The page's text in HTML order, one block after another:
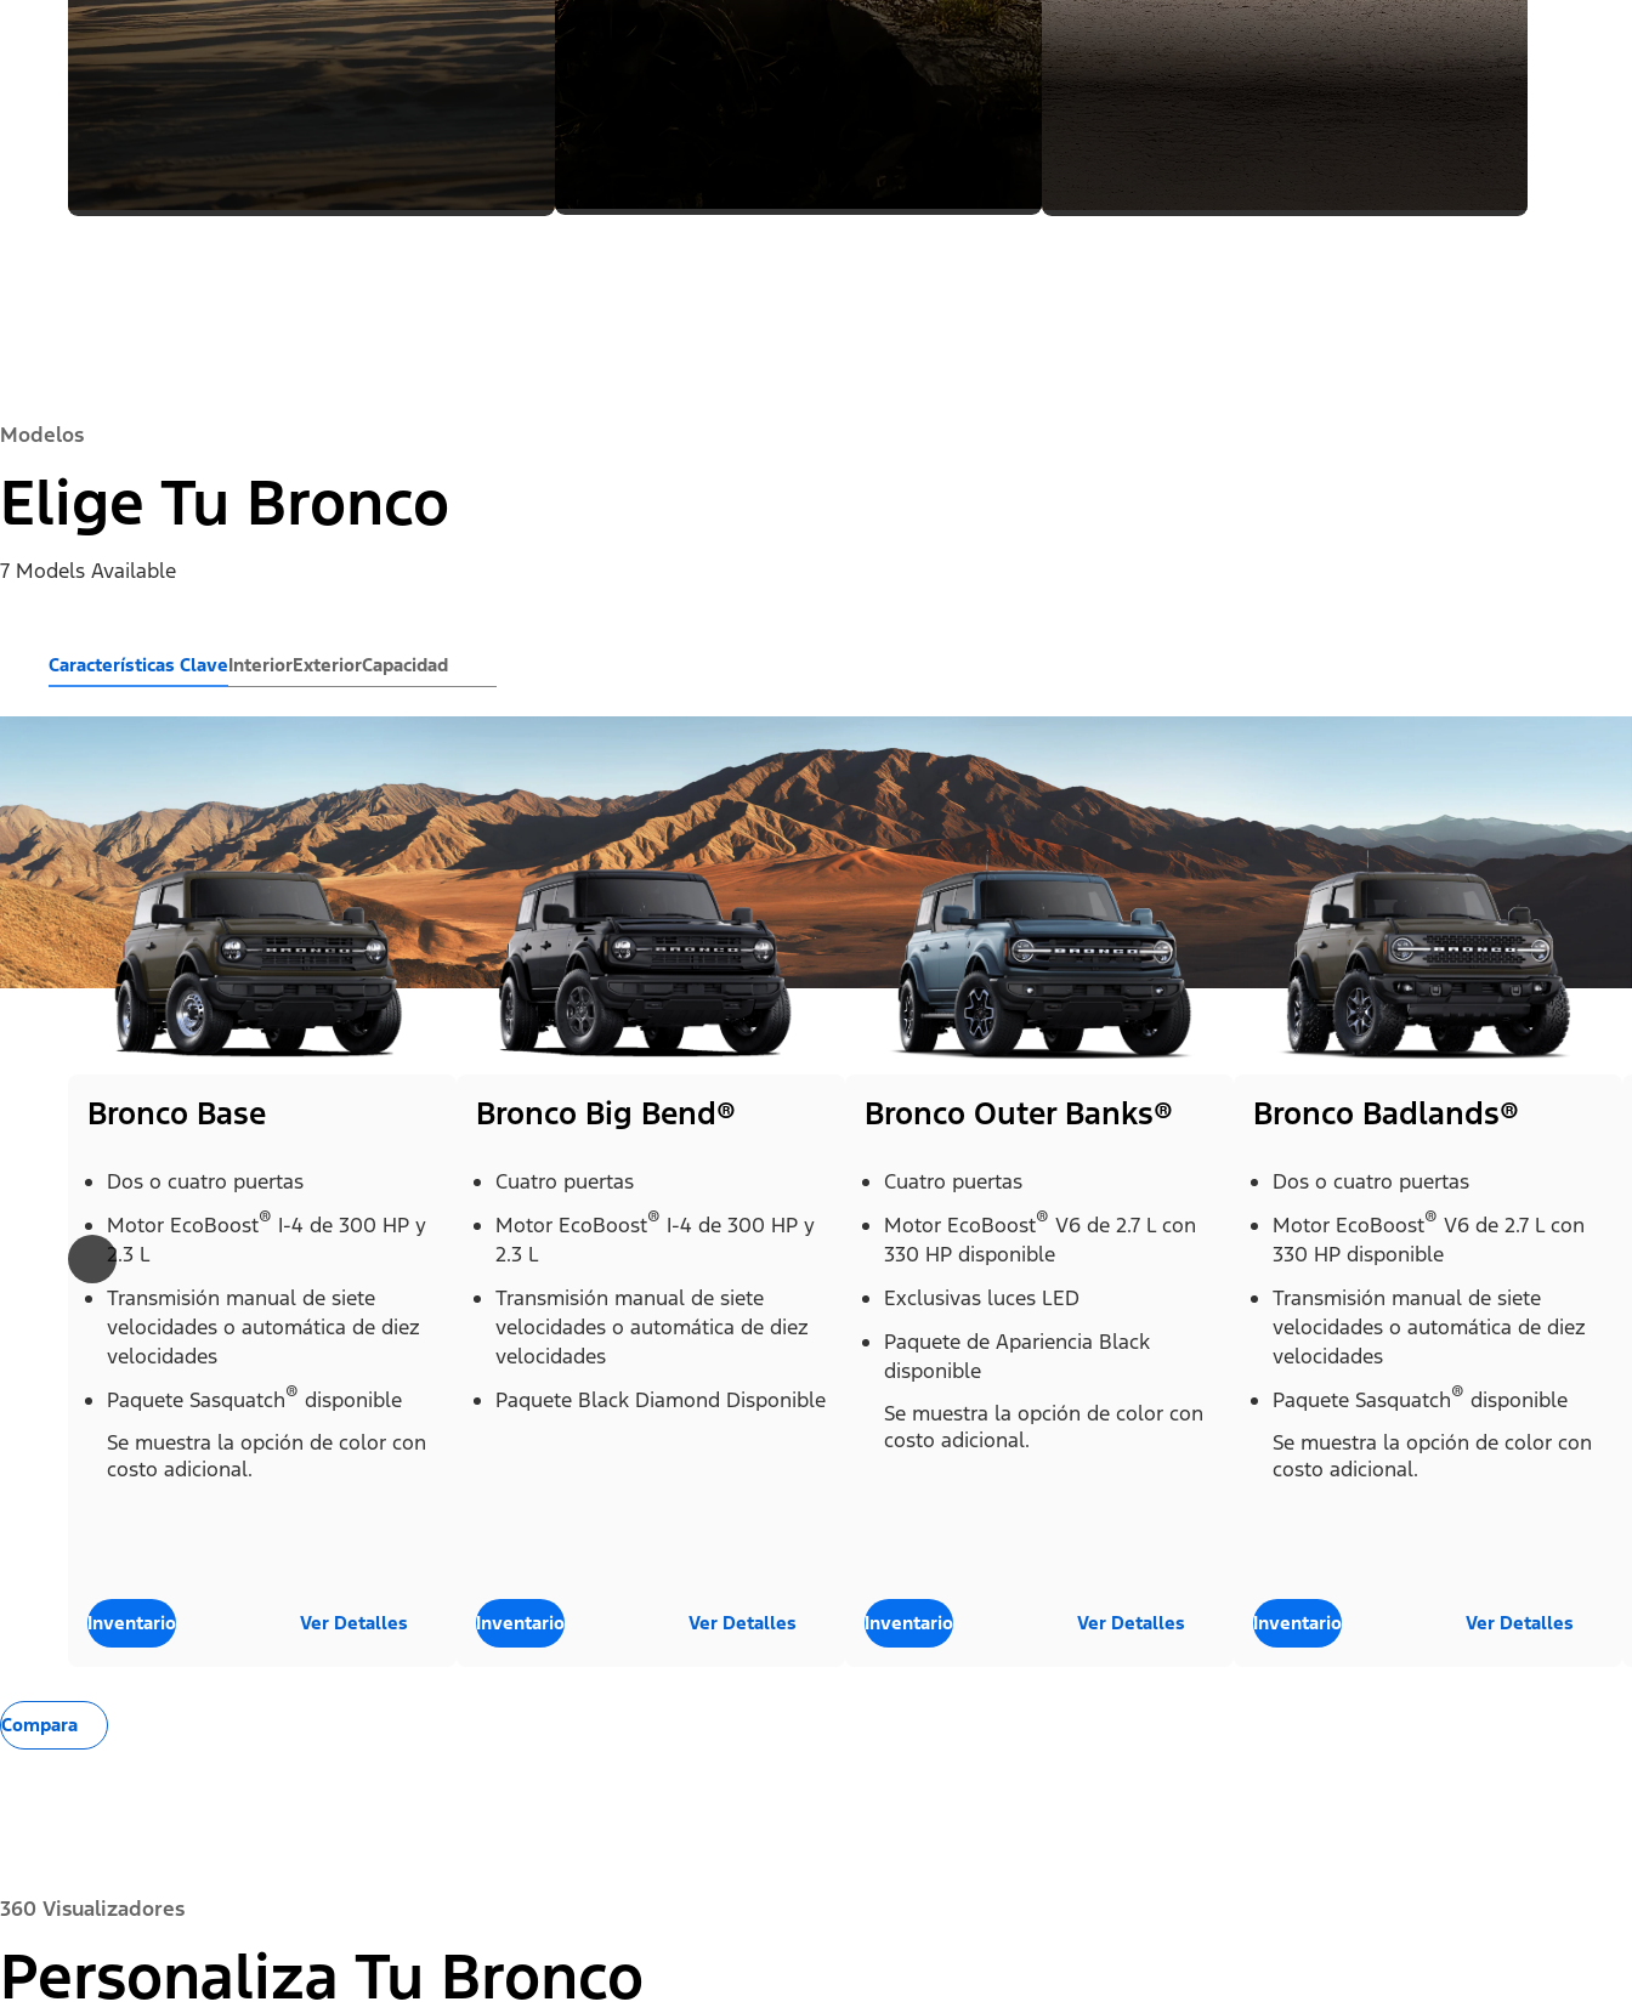
Modelos
Elige Tu Bronco
7 Models Available
Características ClaveInteriorExteriorCapacidad
Bronco Base
Dos o cuatro puertas
Motor EcoBoost® I-4 de 300 HP y
2.3 L
Transmisión manual de siete
velocidades o automática de diez
velocidades
Paquete Sasquatch® disponible
Se muestra la opción de color con
costo adicional.
Inventario Ver Detalles
Bronco Big Bend®
Cuatro puertas
Motor EcoBoost® I-4 de 300 HP y
2.3 L
Transmisión manual de siete
velocidades o automática de diez
velocidades
Paquete Black Diamond Disponible
Inventario Ver Detalles
Bronco Outer Banks®
Cuatro puertas
Motor EcoBoost® V6 de 2.7 L con
330 HP disponible
Exclusivas luces LED
Paquete de Apariencia Black
disponible
Se muestra la opción de color con
costo adicional.
Inventario Ver Detalles
Bronco Badlands®
Dos o cuatro puertas
Motor EcoBoost® V6 de 2.7 L con
330 HP disponible
Transmisión manual de siete
velocidades o automática de diez
velocidades
Paquete Sasquatch® disponible
Se muestra la opción de color con
costo adicional.
Inventario Ver Detalles
Compara
360 Visualizadores
Personaliza Tu Bronco